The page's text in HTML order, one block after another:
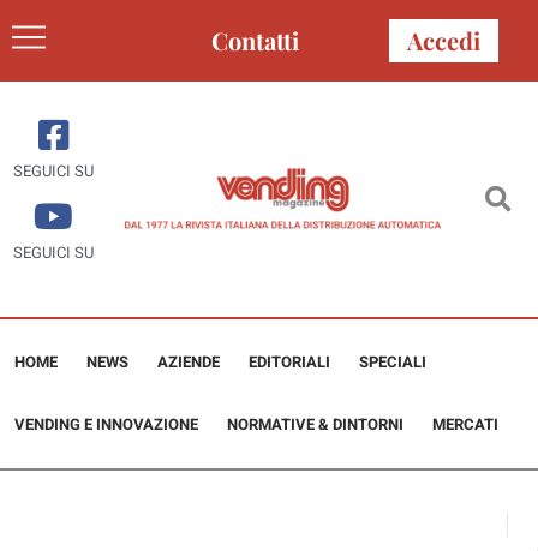
Contatti Accedi
SEGUICI SU
SEGUICI SU
HOME NEWS AZIENDE EDITORIALI SPECIALI
VENDING E INNOVAZIONE NORMATIVE & DINTORNI MERCATI